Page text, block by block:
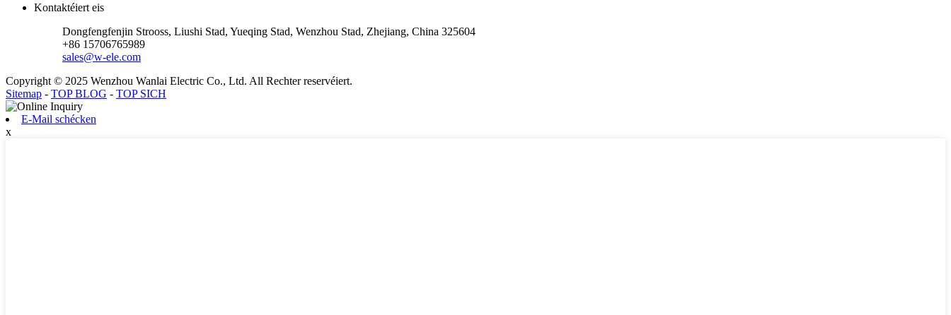
Kontaktéiert eis
Dongfengfenjin Strooss, Liushi Stad, Yueqing Stad, Wenzhou Stad, Zhejiang, China 325604
+86 15706765989
sales@w-ele.com
Copyright © 2025 Wenzhou Wanlai Electric Co., Ltd. All Rechter reservéiert.
Sitemap - TOP BLOG - TOP SICH
E-Mail schécken
x